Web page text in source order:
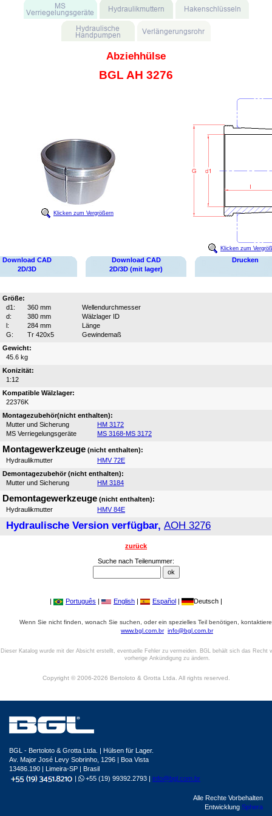
Abziehhülse
BGL AH 3276
Klicken zum Vergrößern
Klicken zum
Download CAD
2D/3D
Download CAD
2D/3D (mit lager)
Drucken
Größe:
d1:
360 mm
Wellendurchmesser
d:
380 mm
Wälzlager ID
l:
284 mm
Länge
G:
Tr 420x5
Gewindemaß
Gewicht:
45.6 kg
Konizität:
1:12
Kompatible Wälzlager:
22376K
Montagezubehör(nicht enthalten):
Mutter und Sicherung
HM 3172
MS Verriegelungsgeräte
MS 3168-MS 3172
Montagewerkzeuge (nicht enthalten):
Hydraulikmutter
HMV 72E
Demontagezubehör (nicht enthalten):
Mutter und Sicherung
HM 3184
Demontagewerkzeuge (nicht enthalten):
Hydraulikmutter
HMV 84E
Hydraulische Version verfügbar, AOH 3276
zurück
Suche nach Teilenummer:
| Português | English | Español | Deutsch |
Wenn Sie nicht finden, wonach Sie suchen, oder ein spezielles Teil benötigen,
www.bgl.com.br info@bgl.com.br
Dieser Katalog wurde mit der Absicht erstellt, eventuelle Fehler zu vermeiden. BGL behält sich das Recht
vorherige Ankündigung zu ändern.
Copyright © 2006-2026 Bertoloto & Grotta Ltda. All rights reserved.
BGL - Bertoloto & Grotta Ltda. | Hülsen für Lager.
Av. Major José Levy Sobrinho, 1296 | Boa Vista
13486.190 | Limeira-SP | Brasil
|
+55 (19) 99392.2793 | info@bgl.com.br
Alle Rechte Vorbehalten
Entwicklung Sphera